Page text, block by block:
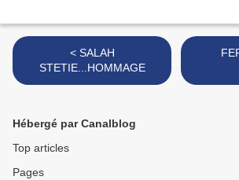
< SALAH
STETIE...HOMMAGE
Hébergé par Canalblog
Top articles
Pages